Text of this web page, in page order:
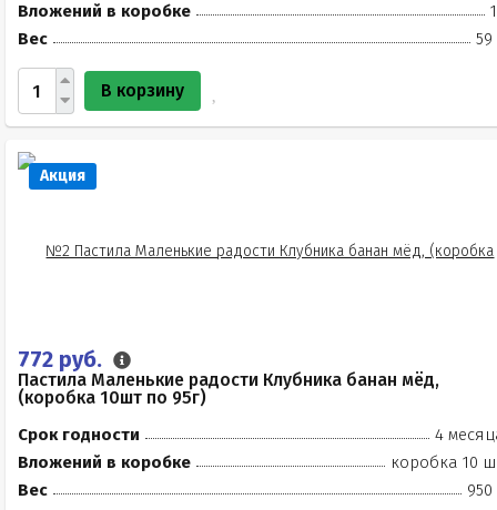
Вложений в коробке
Вес
59
В корзину
Акция
772 руб.
Пастила Маленькие радости Клубника банан мёд,
(коробка 10шт по 95г)
Срок годности
4
Вложений в коробке
коробка 10
Вес
950